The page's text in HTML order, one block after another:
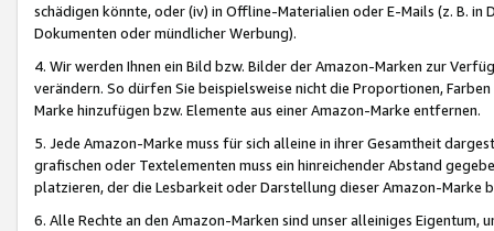
schädigen könnte, oder (iv) in Offline-Materialien oder E-Mails (z. B. in
Dokumenten oder mündlicher Werbung).
4. Wir werden Ihnen ein Bild bzw. Bilder der Amazon-Marken zur
verändern. So dürfen Sie beispielsweise nicht die Proportionen,
Marke hinzufügen bzw. Elemente aus einer Amazon-Marke entfernen.
5. Jede Amazon-Marke muss für sich alleine in ihrer Gesamtheit
grafischen oder Textelementen muss ein hinreichender Abstand
platzieren, der die Lesbarkeit oder Darstellung dieser Amazon-Marke
6. Alle Rechte an den Amazon-Marken sind unser alleiniges